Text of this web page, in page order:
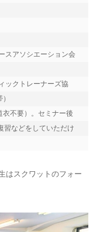
スアソシエーション会
ックトレーナーズ協
不要）。セミナー後
習などをしていただけ
はスクワットのフォー